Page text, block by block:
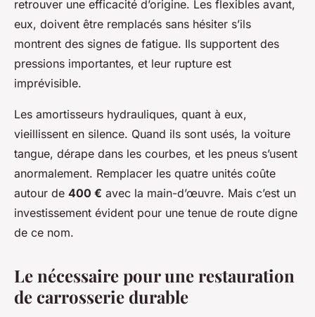
retrouver une efficacité d’origine. Les flexibles avant,
eux, doivent être remplacés sans hésiter s’ils
montrent des signes de fatigue. Ils supportent des
pressions importantes, et leur rupture est
imprévisible.
Les amortisseurs hydrauliques, quant à eux,
vieillissent en silence. Quand ils sont usés, la voiture
tangue, dérape dans les courbes, et les pneus s’usent
anormalement. Remplacer les quatre unités coûte
autour de 400 € avec la main-d’œuvre. Mais c’est un
investissement évident pour une tenue de route digne
de ce nom.
Le nécessaire pour une restauration
de carrosserie durable